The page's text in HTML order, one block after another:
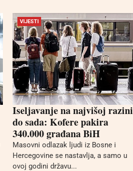
VIJESTI
Iseljavanje na najvišoj razini
do sada: Kofere pakira
340.000 građana BiH
Masovni odlazak ljudi iz Bosne i
Hercegovine se nastavlja, a samo u
ovoj godini državu...